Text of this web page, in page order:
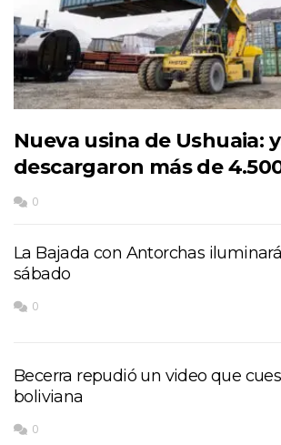
Nueva usina de Ushuaia:
descargaron más de
0
La Bajada con Antorchas
sábado
0
Becerra repudió un video que
boliviana
0